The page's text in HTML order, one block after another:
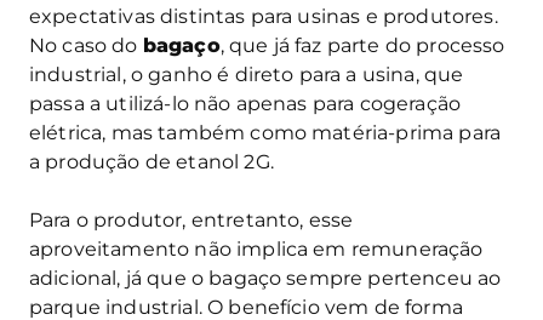
expectativas distintas para usinas e produtores.
No caso do bagaço, que já faz parte do processo
industrial, o ganho é direto para a usina, que
passa a utilizá-lo não apenas para cogeração
elétrica, mas também como matéria-prima para
a produção de etanol 2G.
Para o produtor, entretanto, esse
aproveitamento não implica em remuneração
adicional, já que o bagaço sempre pertenceu ao
parque industrial. O benefício vem de forma